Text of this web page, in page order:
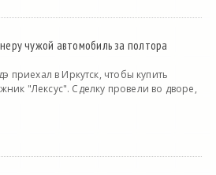
чужой автомобиль за полтора
приехал в Иркутск, чтобы купить
"Лексус". Сделку провели во дворе,